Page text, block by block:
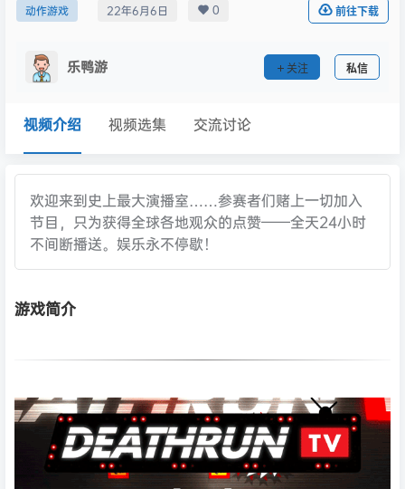
动作游戏 22年6月6日 0 前往下载
乐鸭游 关注 私信
视频介绍 视频选集 交流讨论
欢迎来到史上最大演播室……参赛者们赌上一切加入
节目，只为获得全球各地观众的点赞——全天24小时
不间断播送。娱乐永不停歇！
游戏简介